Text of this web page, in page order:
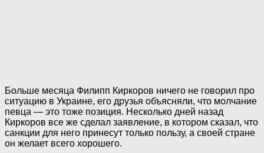
Больше месяца Филипп Киркоров ничего не говорил про
ситуацию в Украине, его друзья объясняли, что молчание
певца — это тоже позиция. Несколько дней назад
Киркоров все же сделал заявление, в котором сказал, что
санкции для него принесут только пользу, а своей стране
он желает всего хорошего.